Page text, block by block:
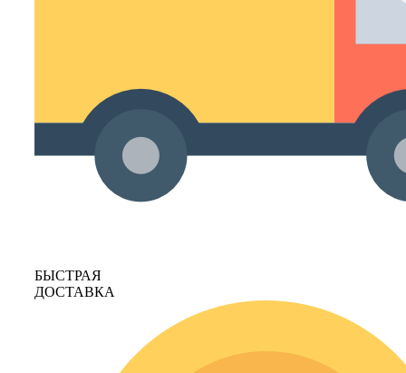
БЫСТРАЯ
ДОСТАВКА